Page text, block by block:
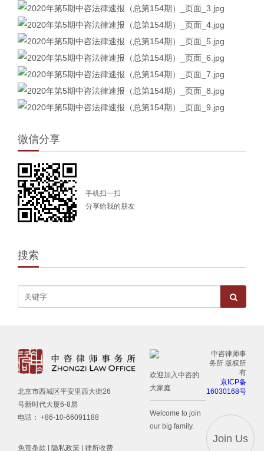
微信分享
手机扫一扫
分享给我的朋友
搜索
北京市西城区平安里西大街26
号新时代大厦6-8层
电话： +86-10-66091188
免责条款 隐私政策 律所收费
欢迎加入中咨的
大家庭
Welcome to join
our big family.
中咨律师事
务所 版权所
有
京ICP备
16030168号
Join Us